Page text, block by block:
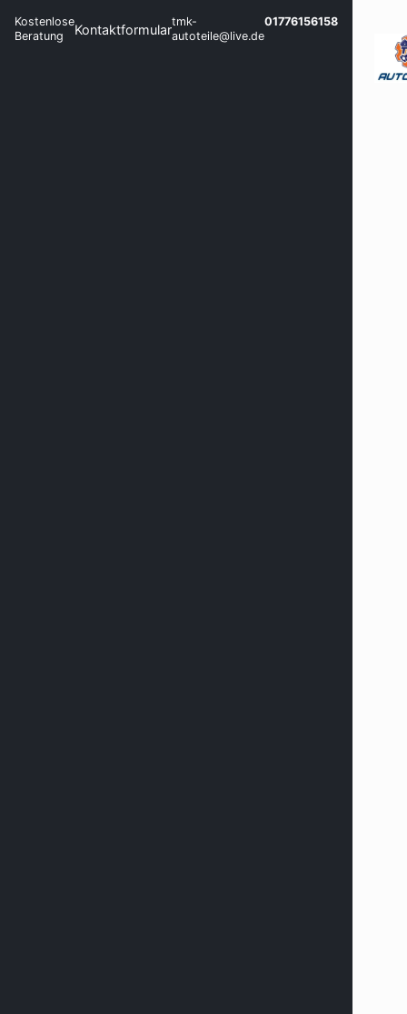
Kostenlose
Beratung
Kontaktformulartmk-
autoteile@live.de
01776156158